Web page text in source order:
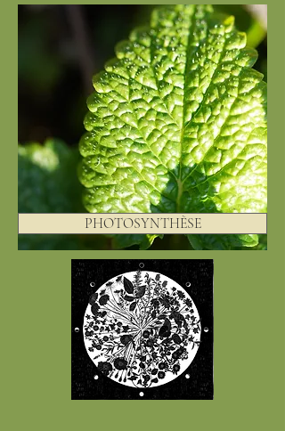
PHOTOSYNTHÈSE